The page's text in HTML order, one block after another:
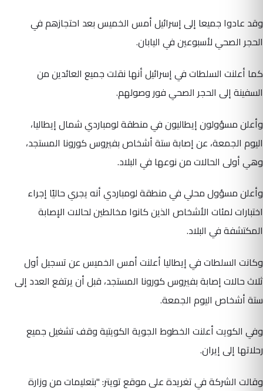
وقد عادوا جميعا إلى إسرائيل أمس الخميس بعد احتجازهم في
الحجر الصحي لأسبوعين في اليابان.
كما أعلنت السلطات في إسرائيل أنها نقلت جميع العائدين من
السفينة إلى الحجر الصحي فور وصولهم.
وأعلن مسؤولون إيطاليون في منطقة لومباردي شمال إيطاليا،
اليوم الجمعة، عن إصابة ستة أشخاص بفيروس كورونا المستجد،
وهي أولى الحالات من نوعها في البلاد.
وأعلن مسؤول محلي في منطقة لومباردي أنه يجري حاليًا إجراء
اختبارات لمئات الأشخاص الذين كانوا مخالطين لحالات الإصابة
المكتشفة في البلاد.
وكانت السلطات في إيطاليا أعلنت أمس الخميس عن تسجيل أول
ثلاث حالات إصابة بفيروس كورونا المستجد، قبل أن يرتفع العدد إلى
ستة أشخاص اليوم الجمعة.
وفي الكويت أعلنت الخطوط الجوية الكويتية وقف تشغيل جميع
رحلاتها إلى إيران.
وقالت الشركة في تغريدة على موقع تويتر: "بتعليمات من وزارة